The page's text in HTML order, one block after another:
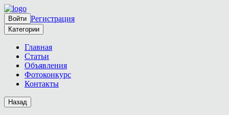
Войти Регистрация
Категории
Главная
Статьи
Объявления
Фотоконкурс
Контакты
Назад